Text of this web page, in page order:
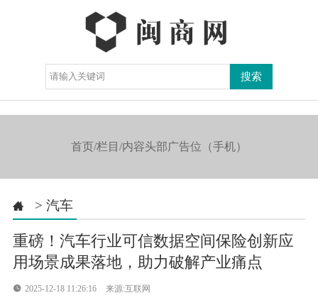
首页/栏目/内容头部广告位（手机）
 > 汽车
重磅！汽车行业可信数据空间保险创新应
用场景成果落地，助力破解产业痛点
 2025-12-18 11:26:16 来源:互联网